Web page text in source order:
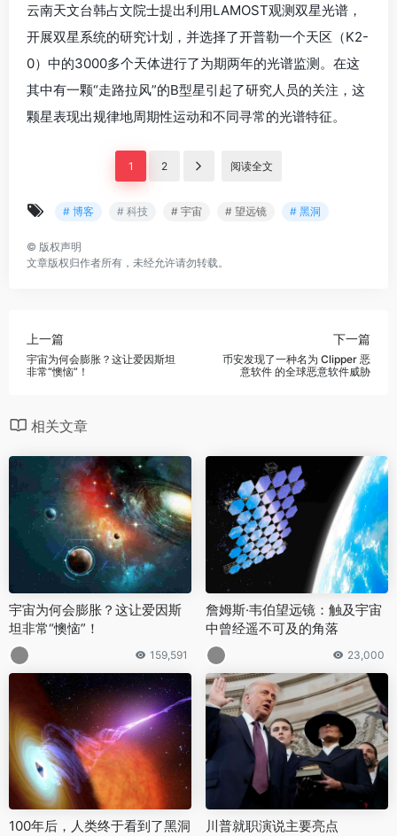
云南天文台韩占文院士提出利用LAMOST观测双星光谱，
开展双星系统的研究计划，并选择了开普勒一个天区（K2-
0）中的3000多个天体进行了为期两年的光谱监测。在这
其中有一颗“走路拉风”的B型星引起了研究人员的关注，这
颗星表现出规律地周期性运动和不同寻常的光谱特征。
1 2 阅读全文
# 博客 # 科技 # 宇宙 # 望远镜 # 黑洞
© 版权声明
文章版权归作者所有，未经允许请勿转载。
上一篇
宇宙为何会膨胀？这让爱因斯坦
非常“懊恼”！
下一篇
币安发现了一种名为 Clipper 恶
意软件 的全球恶意软件威胁
相关文章
宇宙为何会膨胀？这让爱因斯
坦非常“懊恼”！
159,591
詹姆斯·韦伯望远镜：触及宇宙
中曾经遥不可及的角落
23,000
100年后，人类终于看到了黑洞 川普就职演说主要亮点